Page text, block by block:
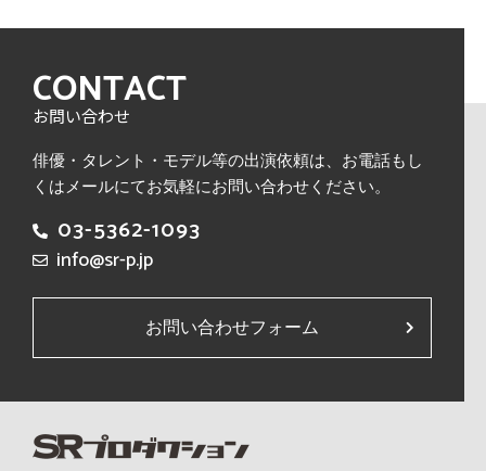
CONTACT
お問い合わせ
俳優・タレント・モデル等の出演依頼は、 お電話もし
くはメールにてお気軽にお問い合わせください。
03-5362-1093
info@sr-p.jp
お問い合わせフォーム